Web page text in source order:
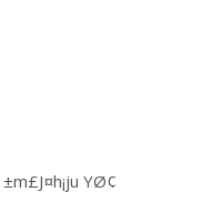
±m£J¤h¡ju YØ¢